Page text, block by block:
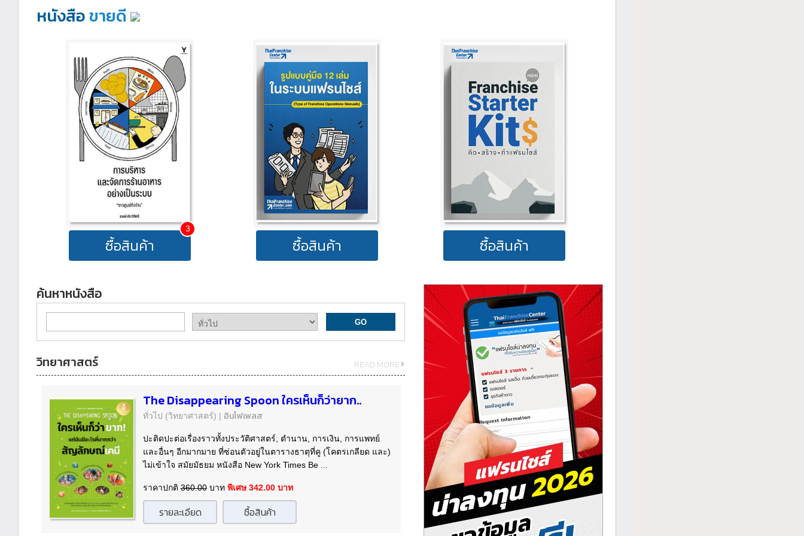
หนังสือขายดี
3
ซื้อสินค้า ซื้อสินค้า ซื้อสินค้า
ค้นหาหนังสือ
วิทยาศาสตร์ READ MORE
The Disappearing Spoon ใครเห็นก็ว่ายาก..
ทั่วไป (วิทยาศาสตร์) | อินโฟเพลส
ปะติดปะต่อเรื่องราวทั้งประวัติศาสตร์, ตำนาน, การเงิน, การแพทย์
และอื่นๆ อีกมากมาย ที่ซ่อนตัวอยู่ในตารางธาตุที่คู (โคตรเกลียด และ)
ไม่เข้าใจ สมัยมัธยม หนังสือ New York Times Be ...
ราคาปกติ360.00บาท พิเศษ 342.00 บาท
รายละเอียด ซื้อสินค้า